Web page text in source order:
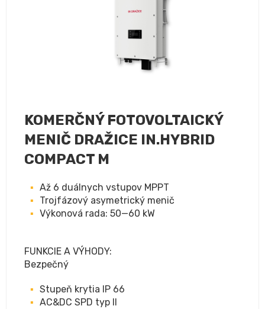
KOMERČNÝ FOTOVOLTAICKÝ
MENIČ DRAŽICE IN.HYBRID
COMPACT M
Až 6 duálnych vstupov MPPT
Trojfázový asymetrický menič
Výkonová rada: 50—60 kW
FUNKCIE A VÝHODY:
Bezpečný
Stupeň krytia IP 66
AC&DC SPD typ II